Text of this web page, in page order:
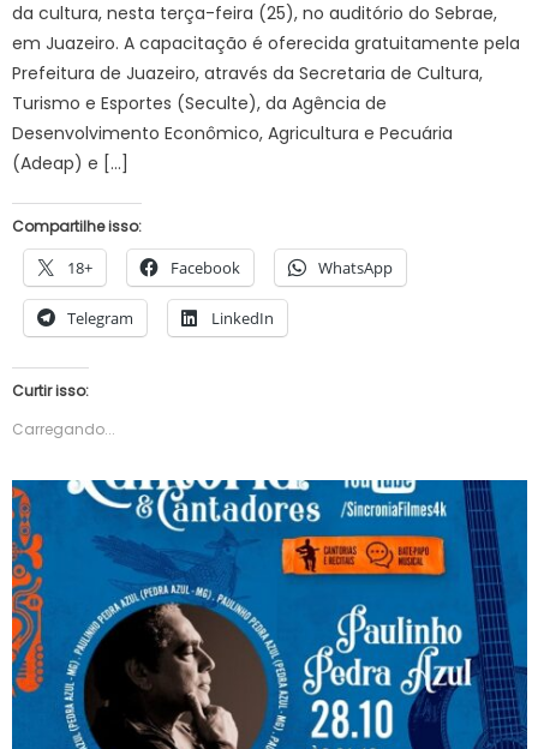
da cultura, nesta terça-feira (25), no auditório do Sebrae,
em Juazeiro. A capacitação é oferecida gratuitamente pela
Prefeitura de Juazeiro, através da Secretaria de Cultura,
Turismo e Esportes (Seculte), da Agência de
Desenvolvimento Econômico, Agricultura e Pecuária
(Adeap) e […]
Compartilhe isso:
18+ Facebook WhatsApp
Telegram LinkedIn
Curtir isso:
Carregando...